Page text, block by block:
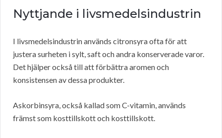
Nyttjande i livsmedelsindustrin
I livsmedelsindustrin används citronsyra ofta för att
justera surheten i sylt, saft och andra konserverade varor.
Det hjälper också till att förbättra aromen och
konsistensen av dessa produkter.
Askorbinsyra, också kallad som C-vitamin, används
främst som kosttillskott och kosttillskott.